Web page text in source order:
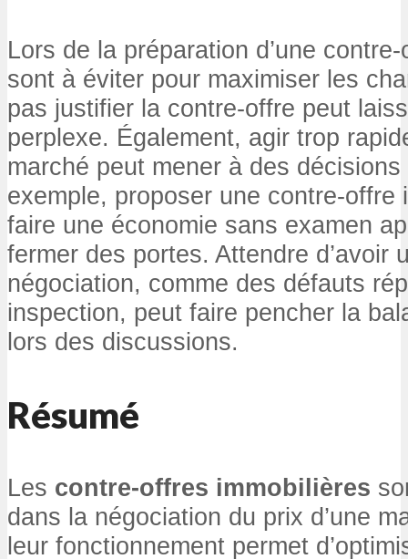
Lors de la préparation d’une
sont à éviter pour maximiser les
pas justifier la contre-offre peut
perplexe. Également, agir trop
marché peut mener à des
exemple, proposer une contre-offre
faire une économie sans examen
fermer des portes. Attendre d’avoir
négociation, comme des défauts
inspection, peut faire pencher la
lors des discussions.
Résumé
Les contre-offres immobilières
dans la négociation du prix d’une
leur fonctionnement permet